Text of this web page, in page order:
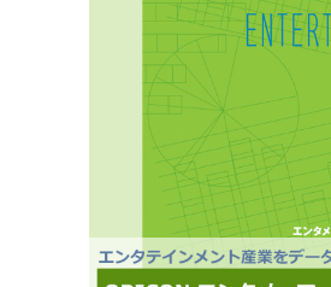
セグメントしたモニター調査が可能。■オリコングループ
ーティスト・アイドル・俳優・女優・アナウンサー・ド
メ分野のマーケティングリサーチの実績多数。■“オリコン
マ分野においても活用・アンケートモニターの意見をラン
ス記事のエビデンスデータとして・定性データをoricon
様にご利用いただいております■活用事例 ●アーティストの